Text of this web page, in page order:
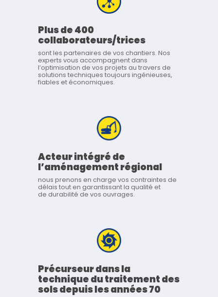
Plus de 400
collaborateurs/trices
sont les partenaires de vos chantiers. Nos
experts vous accompagnent dans
l’optimisation de vos projets au travers de
solutions techniques toujours ingénieuses,
fiables et économiques.
Acteur intégré de
l’aménagement régional
nous prenons en charge vos contraintes de
délais tout en garantissant la qualité et
de durabilité de vos ouvrages.
Précurseur dans la
technique du traitement des
sols depuis les années 70